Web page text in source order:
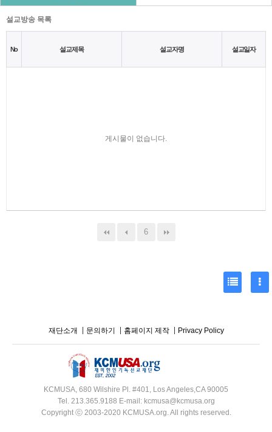
설교방송 목록
No 설교제목 설교자명 설교일자
게시물이 없습니다.
6
재단소개 문의하기 홈페이지 제작 Privacy Policy
KCMUSA, 680 Wilshire Pl. #401, Los Angeles,CA 90005
Tel. 213.365.9188 E-mail: kcmusa@kcmusa.org
Copyright ⓒ 2003-2020 KCMUSA.org. All rights reserved.